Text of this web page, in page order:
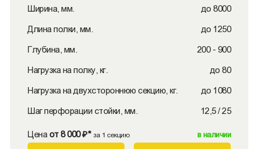
Ширина, мм. до 8000
Длина полки, мм. до 1250
Глубина, мм. 200 - 900
Нагрузка на полку, кг. до 80
Нагрузка на двухстороннюю секцию, кг. до 1080
Шаг перфорации стойки, мм. 12,5 / 25
Цена от 8 000 ₽* за 1 секцию в наличии